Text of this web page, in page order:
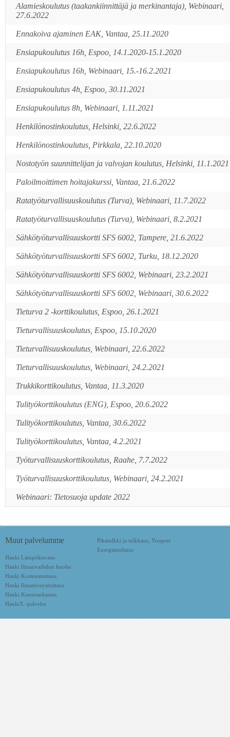
Alamieskoulutus (taakankiinnittäjä ja merkinantaja), Webinaari,
27.6.2022
Ennakoiva ajaminen EAK, Vantaa, 25.11.2020
Ensiapukoulutus 16h, Espoo, 14.1.2020-15.1.2020
Ensiapukoulutus 16h, Webinaari, 15.-16.2.2021
Ensiapukoulutus 4h, Espoo, 30.11.2021
Ensiapukoulutus 8h, Webinaari, 1.11.2021
Henkilönostinkoulutus, Helsinki, 22.6.2022
Henkilönostinkoulutus, Pirkkala, 22.10.2020
Nostotyön suunnittelijan ja valvojan koulutus, Helsinki, 11.1.2021
Paloilmoittimen hoitajakurssi, Vantaa, 21.6.2022
Ratatyöturvallisuuskoulutus (Turva), Webinaari, 11.7.2022
Ratatyöturvallisuuskoulutus (Turva), Webinaari, 8.2.2021
Sähkötyöturvallisuuskortti SFS 6002, Tampere, 21.6.2022
Sähkötyöturvallisuuskortti SFS 6002, Turku, 18.12.2020
Sähkötyöturvallisuuskortti SFS 6002, Webinaari, 23.2.2021
Sähkötyöturvallisuuskortti SFS 6002, Webinaari, 30.6.2022
Tieturva 2 -korttikoulutus, Espoo, 26.1.2021
Tieturvallisuuskoulutus, Espoo, 15.10.2020
Tieturvallisuuskoulutus, Webinaari, 22.6.2022
Tieturvallisuuskoulutus, Webinaari, 24.2.2021
Trukkikorttikoulutus, Vantaa, 11.3.2020
Tulityökorttikoulutus (ENG), Espoo, 20.6.2022
Tulityökorttikoulutus, Vantaa, 30.6.2022
Tulityökorttikoulutus, Vantaa, 4.2.2021
Työturvallisuuskorttikoulutus, Raahe, 7.7.2022
Työturvallisuuskorttikoulutus, Webinaari, 24.2.2021
Webinaari: Tietosuoja update 2022
Muut palvelumme
Hanki Lämpökuvaus
Hanki Ilmanvaihdon huolto
Hanki Kosteusmittaus
Hanki Ilmatiiveysmittaus
Hanki Kuntotarkastus
HankiX -palvelut
Pikatulkki ja tulkkaus, Youpret
Energiatodistus